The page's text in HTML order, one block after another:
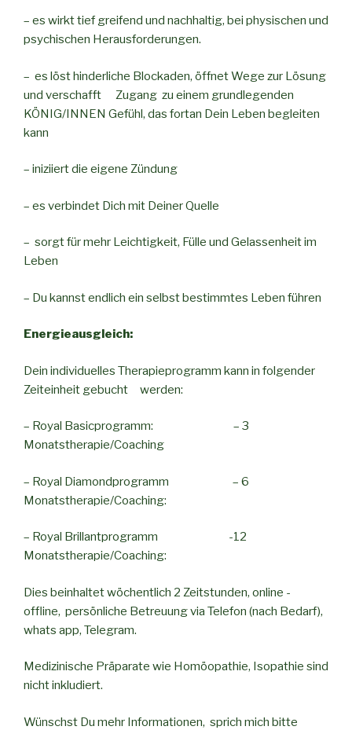
– es wirkt tief greifend und nachhaltig, bei physischen und
psychischen Herausforderungen.
– es löst hinderliche Blockaden, öffnet Wege zur Lösung
und verschafft Zugang zu einem grundlegenden
KÖNIG/INNEN Gefühl, das fortan Dein Leben begleiten
kann
– iniziiert die eigene Zündung
– es verbindet Dich mit Deiner Quelle
– sorgt für mehr Leichtigkeit, Fülle und Gelassenheit im
Leben
– Du kannst endlich ein selbst bestimmtes Leben führen
Energieausgleich:
Dein individuelles Therapieprogramm kann in folgender
Zeiteinheit gebucht werden:
– Royal Basicprogramm: – 3
Monatstherapie/Coaching
– Royal Diamondprogramm – 6
Monatstherapie/Coaching:
– Royal Brillantprogramm -12
Monatstherapie/Coaching:
Dies beinhaltet wöchentlich 2 Zeitstunden, online -
offline, persönliche Betreuung via Telefon (nach Bedarf),
whats app, Telegram.
Medizinische Präparate wie Homöopathie, Isopathie sind
nicht inkludiert.
Wünschst Du mehr Informationen, sprich mich bitte